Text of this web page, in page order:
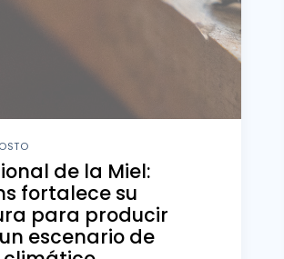
de la Miel:
fortalece su
para producir
escenario de